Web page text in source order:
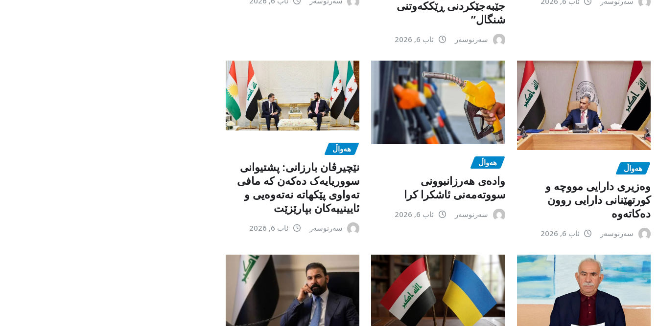
جێبەجێكردنی ڕێككەوتنی
شنگال”
سەرنوسەر ئاب 6, 2026
هەواڵ
وەزیری دارایی مووچە و
کورتهێنانی دارایی روون
دەکاتەوە
سەرنوسەر ئاب 6, 2026
هەواڵ
وادەی هەرزانبوونی
سووتەمەنی ئاشکرا کرا
سەرنوسەر ئاب 6, 2026
هەواڵ
نێچیرڤان بارزانی: پشتیوانی
سووریایەک دەکەن کە مافی
تەواوی پێکهاتە نەتەوەیی و
ئایینییەکان بپارێزێت
سەرنوسەر ئاب 6, 2026